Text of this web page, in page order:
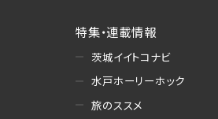
特集・連載情報
茨城イイトコナビ
水戸ホーリーホック
旅のススメ